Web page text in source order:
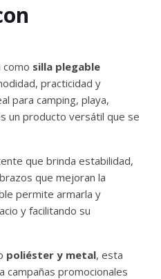
como silla plegable
practicidad y
para camping, playa,
un producto versátil que se
que brinda estabilidad,
que mejoran la
permite armarla y
y facilitando su
poliéster y metal, esta
campañas promocionales